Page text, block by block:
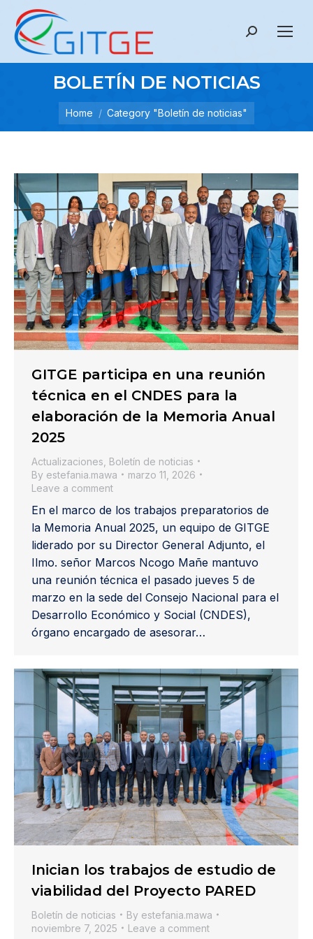
Search:
BOLETÍN DE NOTICIAS
Home Category "Boletín de noticias"
GITGE participa en una reunión
técnica en el CNDES para la
elaboración de la Memoria Anual
2025
Actualizaciones Boletín de noticias
By estefania.mawa
marzo 11, 2026
Leave a comment
En el marco de los trabajos preparatorios de
la Memoria Anual 2025, un equipo de GITGE
liderado por su Director General Adjunto, el
Ilmo. señor Marcos Ncogo Mañe mantuvo
una reunión técnica el pasado jueves 5 de
marzo en la sede del Consejo Nacional para el
Desarrollo Económico y Social (CNDES),
órgano encargado de asesorar…
Inician los trabajos de estudio de
viabilidad del Proyecto PARED
Boletín de noticias By estefania.mawa
noviembre 7, 2025
Leave a comment